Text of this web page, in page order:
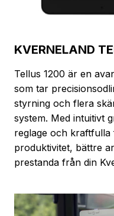
KVERNELAND
Tellus 1200 är en
som tar
styrning och flera
system. Med intuitivt
reglage och
produktivitet, bättre
prestanda från din